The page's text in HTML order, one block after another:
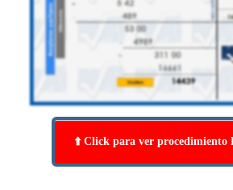
⬆️ Click para ver procedimiento